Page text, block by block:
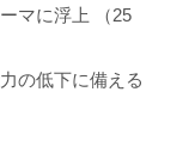
マに浮上 （25
の低下に備える